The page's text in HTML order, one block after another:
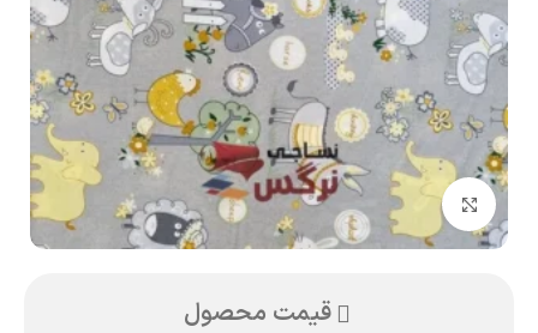
بزرگنمایی تصویر
قیمت محصول